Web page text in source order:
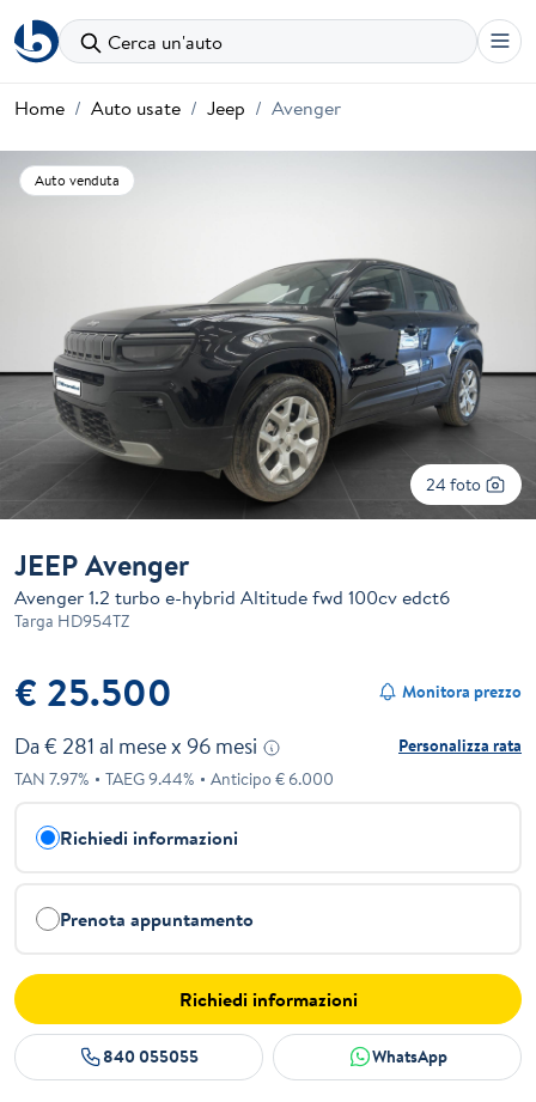
Cerca un'auto
Home Auto usate Jeep Avenger
Auto venduta
24 foto
JEEP Avenger
Avenger 1.2 turbo e-hybrid Altitude fwd 100cv edct6
Targa HD954TZ
€ 25.500 Monitora prezzo
Da € 281 al mese x 96 mesi
Personalizza rata
TAN 7.97% TAEG9.44% Anticipo € 6.000
Richiedi informazioni
Prenota appuntamento
Richiedi informazioni
840 055055 WhatsApp